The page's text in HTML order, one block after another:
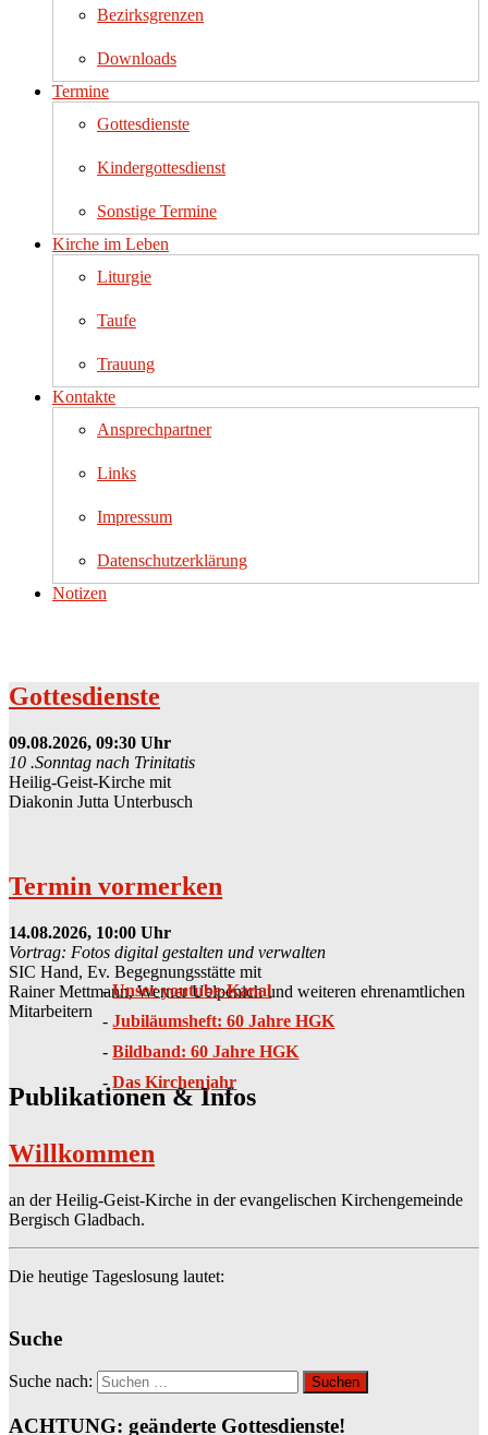
Bezirksgrenzen
Downloads
Termine
Gottesdienste
Kindergottesdienst
Sonstige Termine
Kirche im Leben
Liturgie
Taufe
Trauung
Kontakte
Ansprechpartner
Links
Impressum
Datenschutzerklärung
Notizen
Gottesdienste
09.08.2026, 09:30 Uhr
10 .Sonntag nach Trinitatis
Heilig-Geist-Kirche mit
Diakonin Jutta Unterbusch
Termin vormerken
14.08.2026, 10:00 Uhr
Vortrag: Fotos digital gestalten und verwalten
SIC Hand, Ev. Begegnungsstätte mit
Rainer Mettmann, Werner Uelpenich und weiteren ehrenamtlichen
Mitarbeitern
Publikationen & Infos
-Unser youtube-Kanal
-Jubiläumsheft: 60 Jahre HGK
-Bildband: 60 Jahre HGK
-Das Kirchenjahr
Willkommen
an der Heilig-Geist-Kirche in der evangelischen Kirchengemeinde
Bergisch Gladbach.
Die heutige Tageslosung lautet:
Suche
Suche nach:
ACHTUNG: geänderte Gottesdienste!